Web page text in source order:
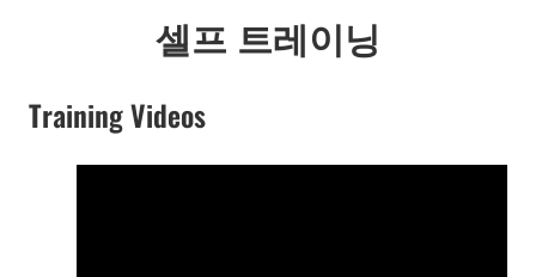
셀프 트레이닝
Training Videos